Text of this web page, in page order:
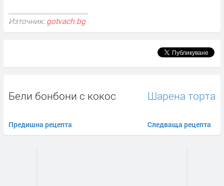
Източник: gotvach.bg
Бели бонбони с кокос
Предишна рецепта
Шарена торта
Следваща рецепта